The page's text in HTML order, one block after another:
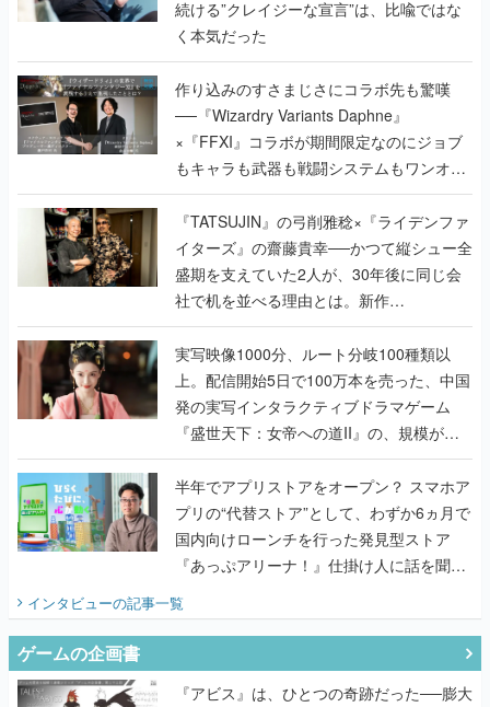
続ける”クレイジーな宣言”は、比喩ではな
く本気だった
作り込みのすさまじさにコラボ先も驚嘆
──『Wizardry Variants Daphne』
×『FFXI』コラボが期間限定なのにジョブ
もキャラも武器も戦闘システムもワンオフ
で作り込まれた理由を両ディレクターに聞
く
『TATSUJIN』の弓削雅稔×『ライデンファ
イターズ』の齋藤貴幸──かつて縦シュー全
盛期を支えていた2人が、30年後に同じ会
社で机を並べる理由とは。新作
『TATSUJIN EXTREME』で初タッグを組
んだレジェンド2人に訊く開発秘話
実写映像1000分、ルート分岐100種類以
上。配信開始5日で100万本を売った、中国
発の実写インタラクティブドラマゲーム
『盛世天下：女帝への道II』の、規模が違
うこだわりをプロデューサーに聞いた
半年でアプリストアをオープン？ スマホア
プリの“代替ストア”として、わずか6ヵ月で
国内向けローンチを行った発見型ストア
『あっぷアリーナ！』仕掛け人に話を聞い
てみた
インタビューの記事一覧
ゲームの企画書
『アビス』は、ひとつの奇跡だった──膨大